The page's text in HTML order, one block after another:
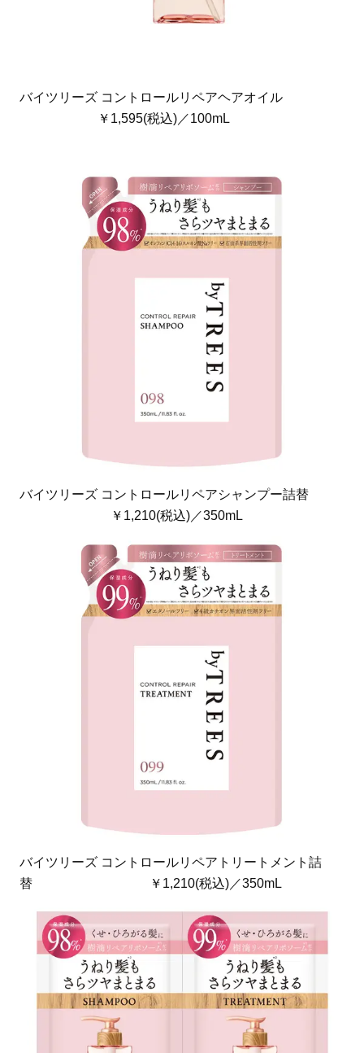
バイツリーズ コントロールリペアヘアオイル
￥1,595(税込)／100mL
バイツリーズ コントロールリペアシャンプー詰替
￥1,210(税込)／350mL
バイツリーズ コントロールリペアトリートメント詰
替 ￥1,210(税込)／350mL